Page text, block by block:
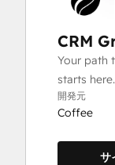
CRM
Your path
starts here.
開発元
Coffee
サ